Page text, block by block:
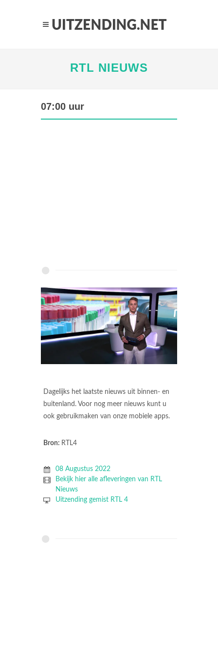
RTL NIEUWS
07:00 uur
Dagelijks het laatste nieuws uit binnen- en
buitenland. Voor nog meer nieuws kunt u
ook gebruikmaken van onze mobiele apps.
Bron: RTL4
08 Augustus 2022
Bekijk hier alle afleveringen van RTL
Nieuws
Uitzending gemist RTL 4